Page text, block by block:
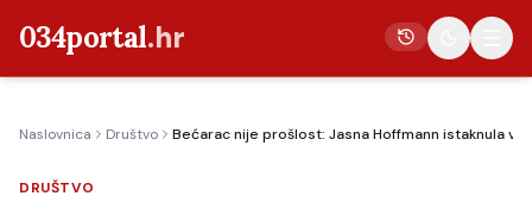
034portal.hr
Crna kronika
Naslovnica Društvo Bećarac nije prošlost: Jasna Hoffmann istaknula
DRUŠTVO